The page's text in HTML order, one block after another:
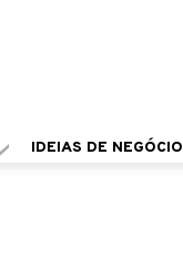
IDEIAS DE NEGÓCIO